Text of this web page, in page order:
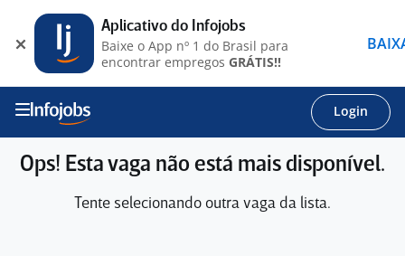
Login
Ops! Esta vaga não está mais disponível.
Tente selecionando outra vaga da lista.
Aplicativo do Infojobs
Baixe o App nº 1 do Brasil para
encontrar empregos GRÁTIS!!